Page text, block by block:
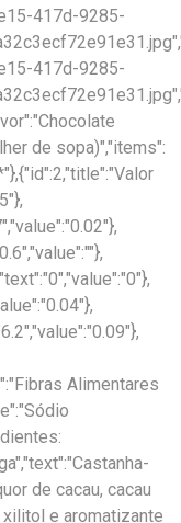
417d-9285-
417d-9285-
de sopa)","items":
Alimentares
de cacau, cacau
e aromatizante